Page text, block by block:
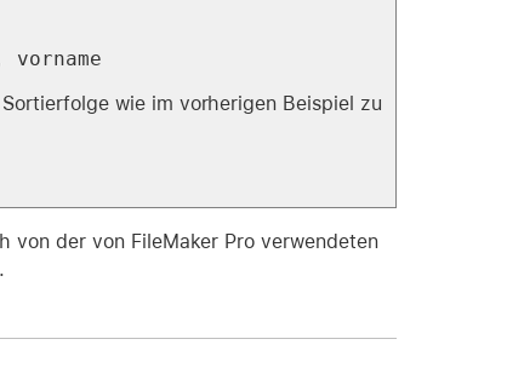
vorname
wie im vorherigen Beispiel zu
von der von FileMaker Pro verwendeten